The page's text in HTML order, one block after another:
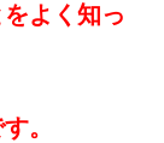
よく知っ
。